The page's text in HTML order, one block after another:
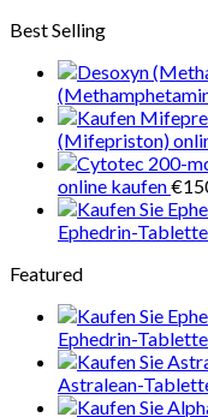
Best Selling
(Mifepriston)
online kaufen€
Ephedrin-
Featured
Ephedrin-
Astralean-